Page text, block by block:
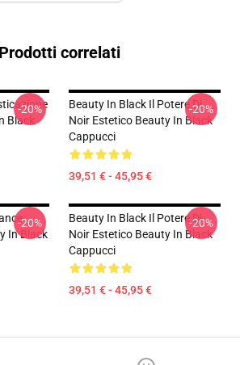
Prodotti correlati
-20%
Beauty In Black Il Potere Di
Noir Estetico Beauty In Black
Cappucci
39,51 € - 45,95 €
-20%
In Black
-20%
Beauty In Black Il Potere Di
Noir Estetico Beauty In Black
Cappucci
39,51 € - 45,95 €
-20%